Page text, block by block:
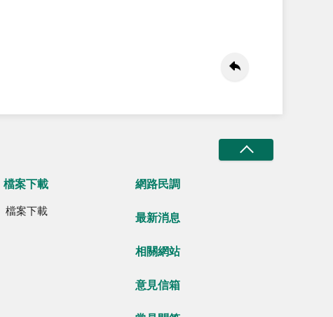
檔案下載
檔案下載
網路民調
最新消息
相關網站
意見信箱